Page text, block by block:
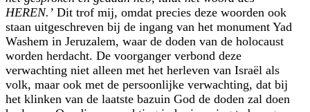
HEREN.’ Dit trof mij, omdat precies deze woorden ook
staan uitgeschreven bij de ingang van het monument Yad
Washem in Jeruzalem, waar de doden van de holocaust
worden herdacht. De voorganger verbond deze
verwachting niet alleen met het herleven van Israël als
volk, maar ook met de persoonlijke verwachting, dat bij
het klinken van de laatste bazuin God de doden zal doen